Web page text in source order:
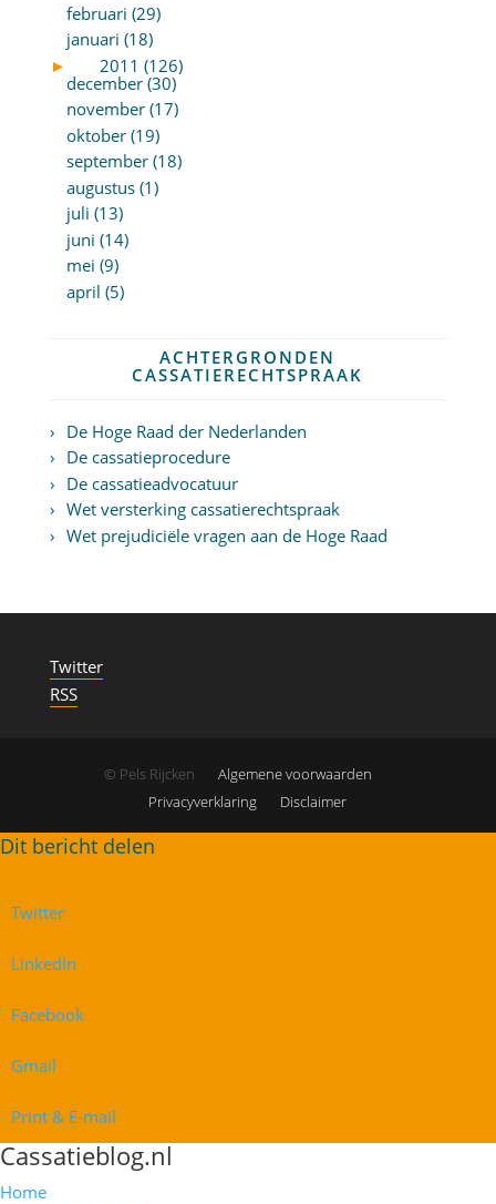
februari (29)
januari (18)
►
2011 (126)
december (30)
november (17)
oktober (19)
september (18)
augustus (1)
juli (13)
juni (14)
mei (9)
april (5)
ACHTERGRONDEN
CASSATIERECHTSPRAAK
De Hoge Raad der Nederlanden
De cassatieprocedure
De cassatieadvocatuur
Wet versterking cassatierechtspraak
Wet prejudiciële vragen aan de Hoge Raad
Twitter
RSS
© Pels Rijcken
Algemene voorwaarden
Privacyverklaring
Disclaimer
Twitter
LinkedIn
Facebook
Gmail
Print & E-mail
Cassatieblog.nl
Home